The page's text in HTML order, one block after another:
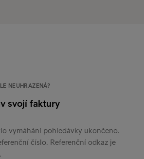
NEUHRAZENÁ?
svojí faktury
vymáhání pohledávky ukončeno.
číslo. Referenční odkaz je